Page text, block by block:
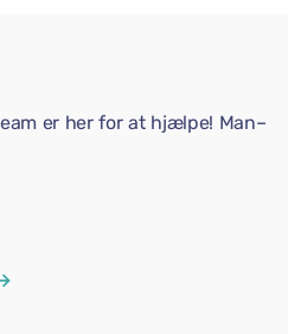
er her for at hjælpe! Man–